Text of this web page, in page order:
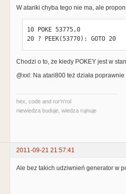
W atariki chyba tego nie ma, ale
10 POKE 53775,0
20 ? PEEK(53770): GOTO 20
Chodzi o to, że kiedy POKEY jest w
@xxl: Na atari800 też działa poprawnie
hex, code and ror'n'rol
niewiedza buduje, wiedza rujnuje
2011-09-21 21:57:41
Ale bez takich udziwnień generator w